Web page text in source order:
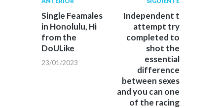
de
entradas
anterior:
Single Feamales
in Honolulu, Hi
from the
DoULike
23/01/2023
post:
Independent t
attempt try
completed to
shot the
essential
difference
between sexes
and you can one
of the racing